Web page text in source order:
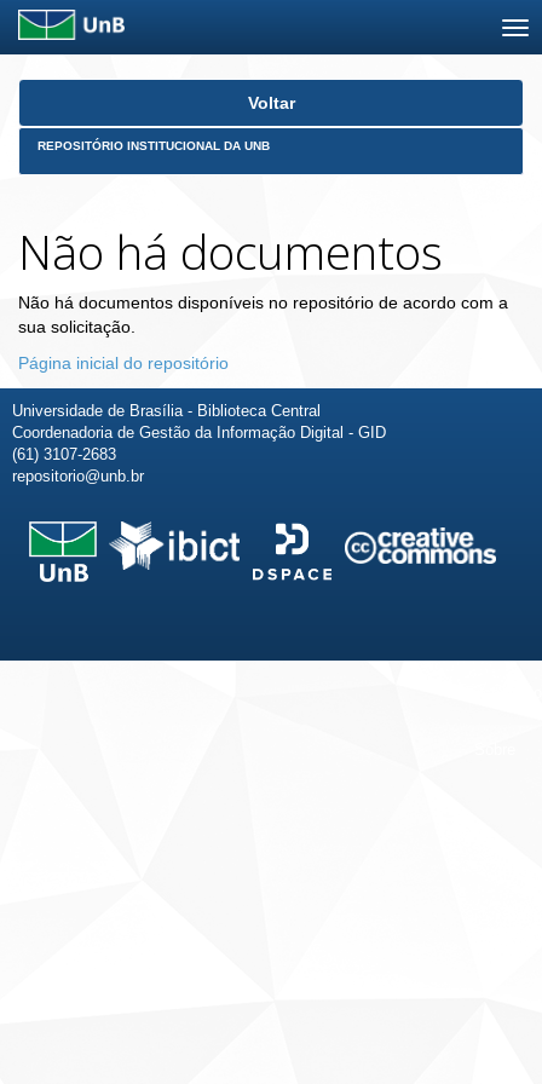
Skip
Voltar
REPOSITÓRIO INSTITUCIONAL DA UNB
Não há documentos
Não há documentos disponíveis no repositório de acordo com a
sua solicitação.
Página inicial do repositório
Universidade de Brasília - Biblioteca Central
Coordenadoria de Gestão da Informação Digital - GID
(61) 3107-2683
repositorio@unb.br